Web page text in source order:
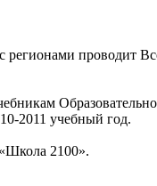
регионами проводит
2011 учебный год.
2100».